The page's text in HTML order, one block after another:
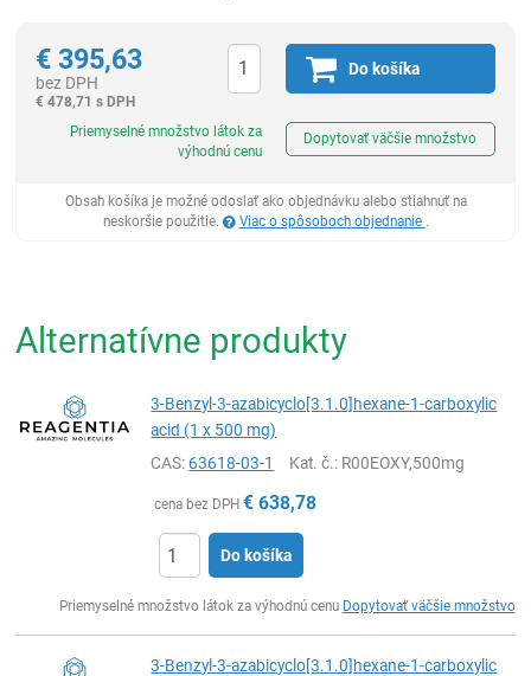
€ 395,63
bez DPH
€ 478,71 s DPH
Do košíka
Priemyselné množstvo látok za
výhodnú cenu
Dopytovať väčšie množstvo
Obsah košíka je možné odoslať ako objednávku alebo stiahnuť na
neskoršie použitie.
Viac o spôsoboch objednanie .
Alternatívne produkty
3-Benzyl-3-azabicyclo[3.1.0]hexane-1-carboxylic
acid (1 x 500 mg)
CAS:63618-03-1 Kat. č.: R00EOXY,500mg
cena bez DPH € 638,78
Do košíka
Priemyselné množstvo látok za výhodnú cenu Dopytovať väčšie množstvo
3-Benzyl-3-azabicyclo[3.1.0]hexane-1-carboxylic